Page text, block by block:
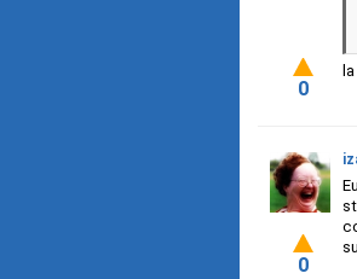
0
0